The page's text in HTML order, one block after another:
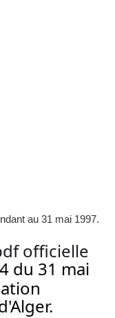
au 31 mai 1997.
officielle
du 31 mai